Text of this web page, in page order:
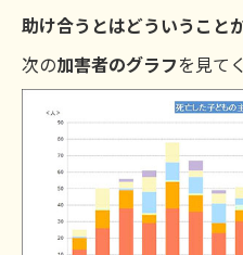
助け合うとはどういうこと
次の加害者のグラフを見て